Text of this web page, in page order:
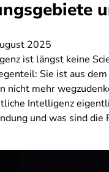
2025
ist längst keine
Sie ist aus
nicht mehr
Intelligenz
und was sind die